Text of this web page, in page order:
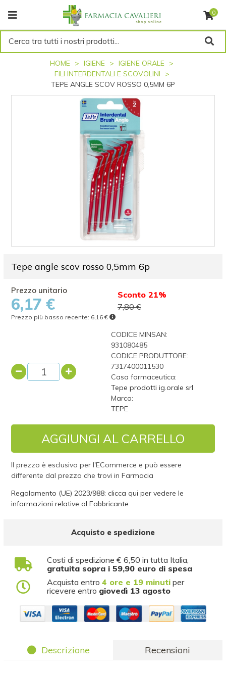
0
Cerca tra tutti i nostri prodotti...
HOME IGIENE
IGIENE ORALE
FILI INTERDENTALI E SCOVOLINI
TEPE ANGLE SCOV ROSSO 0,5MM 6P
Tepe angle scov rosso 0,5mm 6p
6,17 €
Sconto 21%
7,80 €
Prezzo più basso recente: 6,16 €
CODICE MINSAN:
931080485
CODICE PRODUTTORE:
7317400011530
Casa farmaceutica:
Tepe prodotti ig.orale srl
Marca:
TEPE
AGGIUNGI AL CARRELLO
Il prezzo è esclusivo per l'ECommerce e può essere
differente dal prezzo che trovi in Farmacia
Regolamento (UE) 2023/988: clicca qui per vedere le
informazioni relative al Fabbricante
Acquisto e spedizione
Costi di spedizione € 6,50 in tutta Italia,
gratuita sopra i 59,90 euro di spesa
Acquista entro4 ore e 19 minuti per
ricevere entro giovedì 13 agosto
Descrizione Recensioni